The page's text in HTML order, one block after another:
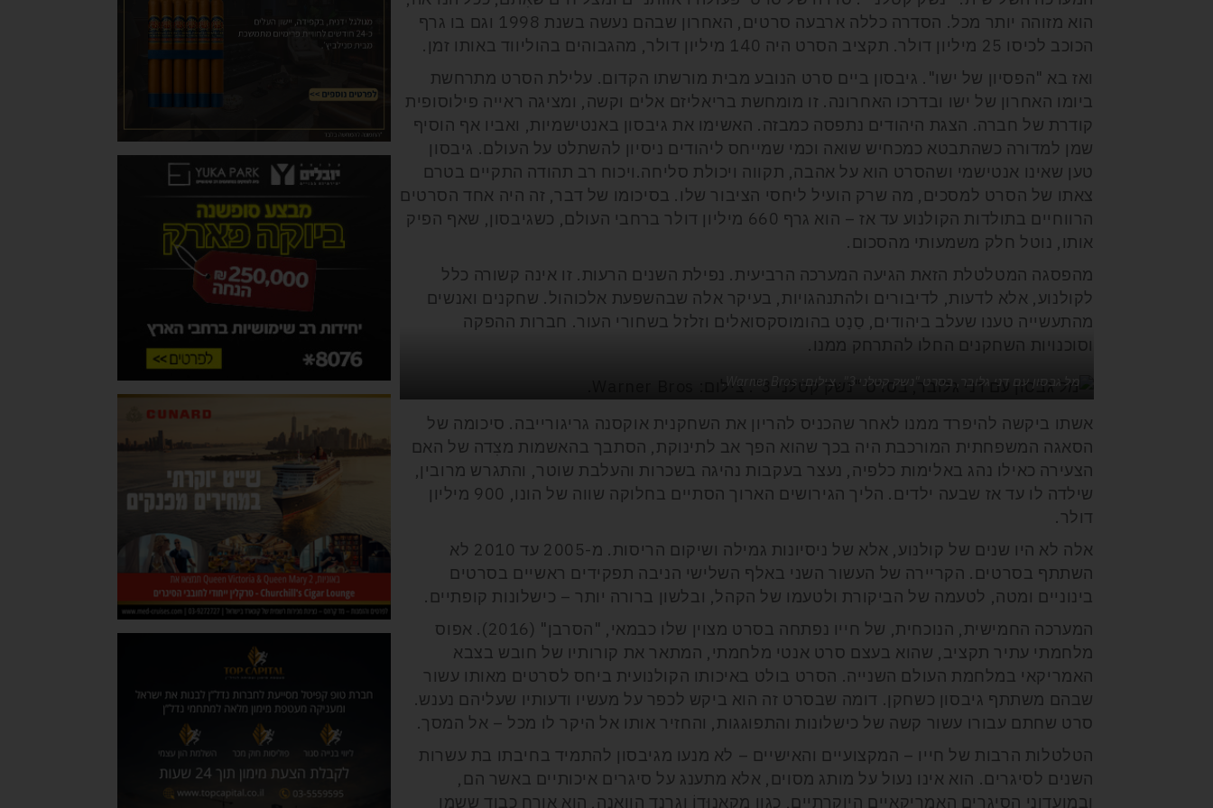
הוא מזוהה יותר מכל. הסדרה כללה ארבעה סרטים, האחרון שבהם נעשה בשנת 1998 וגם בו גרף
הכוכב לכיסו 25 מיליון דולר. תקציב הסרט היה 140 מיליון דולר, מהגבוהים בהוליווד באותו זמן.
ואז בא "הפסיון של ישו". גיבסון ביים סרט הנובע מבית מורשתו הקדום. עלילת הסרט מתרחשת
ביומו האחרון של ישו ובדרכו האחרונה. זו מומחשת בריאליזם אלים וקשה, ומציגה ראייה פילוסופית
קודרת של חברה. הצגת היהודים נתפסה כמבזה. האשימו את גיבסון באנטישמיות, ואביו אף הוסיף
שמן למדורה כשהתבטא כמכחיש שואה וכמי שמייחס ליהודים ניסיון להשתלט על העולם. גיבסון
טען שאינו אנטישמי ושהסרט הוא על אהבה, תקווה ויכולת סליחה.ויכוח רב תהודה התקיים בטרם
צאתו של הסרט למסכים, מה שרק הועיל ליחסי הציבור שלו. בסיכומו של דבר, זה היה אחד הסרטים
הרווחיים בתולדות הקולנוע עד אז – הוא גרף 660 מיליון דולר ברחבי העולם, כשגיבסון, שאף הפיק
אותו, נוטל חלק משמעותי מהסכום.
מהפסגה המטלטלת הזאת הגיעה המערכה הרביעית. נפילת השנים הרעות. זו אינה קשורה כלל
לקולנוע, אלא לדעות, לדיבורים ולהתנהגויות, בעיקר אלה שבהשפעת אלכוהול. שחקנים ואנשים
מהתעשייה טענו שעלב ביהודים, סַנָט בהומוסקסואלים וזלזל בשחורי העור. חברות ההפקה
וסוכנויות השחקנים החלו להתרחק ממנו.
מל גבסון עם דני גלובר, בסרט "נשק קטלני 3". צילום: Warner Bros.
אשתו ביקשה להיפרד ממנו לאחר שהכניס להריון את השחקנית אוקסנה גריגורייבה. סיכומה של
הסאגה המשפחתית המורכבת היה בכך שהוא הפך אב לתינוקת, הסתבך בהאשמות מצִדה של האם
הצעירה כאילו נהג באלימות כלפיה, נעצר בעקבות נהיגה בשכרות והעלבת שוטר, והתגרש מרובין,
שילדה לו עד אז שבעה ילדים. הליך הגירושים הארוך הסתיים בחלוקה שווה של הונו, 900 מיליון
דולר.
אלה לא היו שנים של קולנוע, אלא של ניסיונות גמילה ושיקום הריסות. מ-2005 עד 2010 לא
השתתף בסרטים. הקריירה של העשור השני באלף השלישי הניבה תפקידים ראשיים בסרטים
בינוניים ומטה, לטעמה של הביקורת ולטעמו של הקהל, ובלשון ברורה יותר – כישלונות קופתיים.
המערכה החמישית, הנוכחית, של חייו נפתחה בסרט מצוין שלו כבמאי, "הסרבן" (2016). אפוס
מלחמתי עתיר תקציב, שהוא בעצם סרט אנטי מלחמתי, המתאר את קורותיו של חובש בצבא
האמריקאי במלחמת העולם השנייה. הסרט בולט באיכותו הקולנועית ביחס לסרטים מאותו עשור
שבהם משתתף גיבסון כשחקן. דומה שבסרט זה הוא ביקש לכפר על מעשיו ודעותיו שעליהם נענש.
סרט שחתם עבורו עשור קשה של כישלונות והתפוגגות, והחזיר אותו אל היקר לו מכל – אל המסך.
הטלטלות הרבות של חייו – המקצועיים והאישיים – לא מנעו מגיבסון להתמיד בחיבתו בת עשרות
השנים לסיגרים. הוא אינו נעול על מותג מסוים, אלא מתענג על סיגרים איכותיים באשר הם,
ובמועדוני הסיגרים האמריקאיים היוקרתיים, כגון מַקאנוּדוֹ וגרנד הוואנה, הוא אורח כבוד ששמו